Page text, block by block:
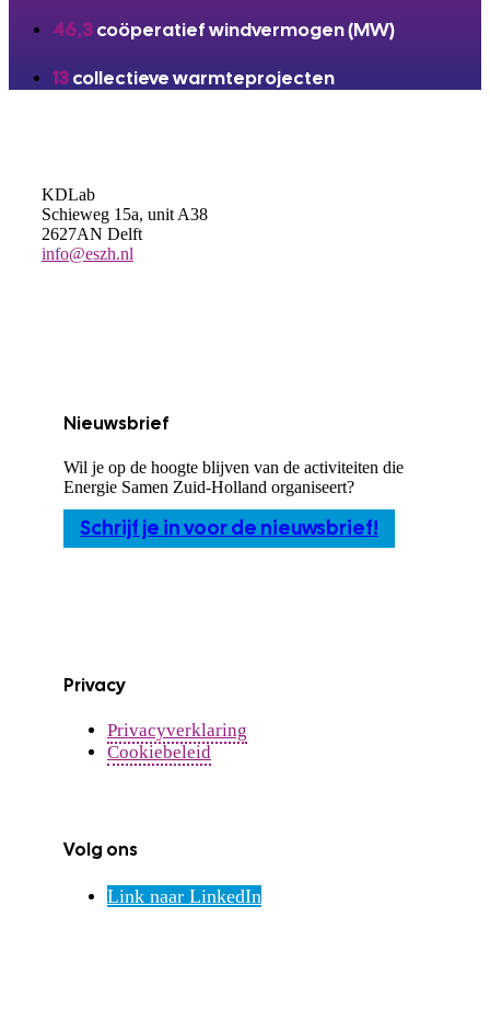
46,3coöperatief windvermogen (MW)
13collectieve warmteprojecten
KDLab
Schieweg 15a, unit A38
2627AN Delft
info@eszh.nl
Nieuwsbrief
Wil je op de hoogte blijven van de activiteiten die
Energie Samen Zuid-Holland organiseert?
Schrijf je in voor de nieuwsbrief!
Privacy
Privacyverklaring
Cookiebeleid
Volg ons
Link naar LinkedIn